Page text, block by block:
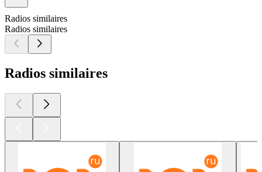
Radios similaires
Radios similaires
Radios similaires